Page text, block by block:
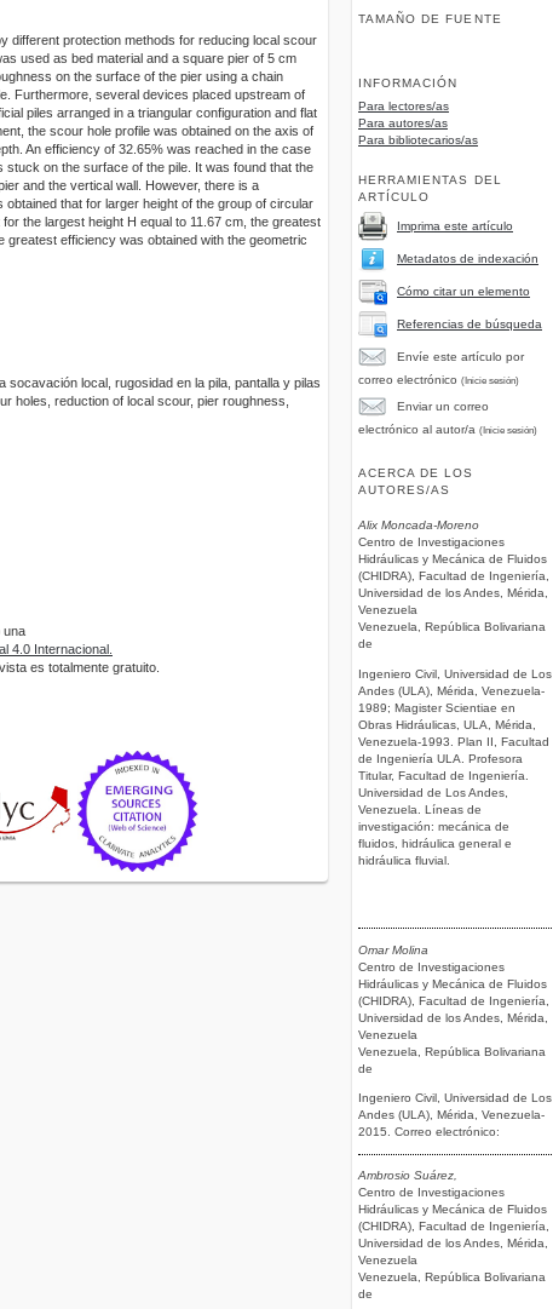
TAMAÑO DE FUENTE
INFORMACIÓN
Para lectores/as
Para autores/as
Para bibliotecarios/as
HERRAMIENTAS DEL
ARTÍCULO
Imprima este artículo
Metadatos de indexación
Cómo citar un elemento
Referencias de búsqueda
Envíe este artículo por
correo electrónico (Inicie sesión)
Enviar un correo
electrónico al autor/a (Inicie sesión)
ACERCA DE LOS
AUTORES/AS
Alix Moncada-Moreno
Centro de Investigaciones
Hidráulicas y Mecánica de Fluidos
(CHIDRA), Facultad de Ingeniería,
Universidad de los Andes, Mérida,
Venezuela
Venezuela, República Bolivariana
de
Ingeniero Civil, Universidad de Los
Andes (ULA), Mérida, Venezuela-
1989; Magister Scientiae en
Obras Hidráulicas, ULA, Mérida,
Venezuela-1993. Plan II, Facultad
de Ingeniería ULA. Profesora
Titular, Facultad de Ingeniería.
Universidad de Los Andes,
Venezuela. Líneas de
investigación: mecánica de
fluidos, hidráulica general e
hidráulica fluvial.
Omar Molina
Centro de Investigaciones
Hidráulicas y Mecánica de Fluidos
(CHIDRA), Facultad de Ingeniería,
Universidad de los Andes, Mérida,
Venezuela
Venezuela, República Bolivariana
de
Ingeniero Civil, Universidad de Los
Andes (ULA), Mérida, Venezuela-
2015. Correo electrónico:
Ambrosio Suárez,
Centro de Investigaciones
Hidráulicas y Mecánica de Fluidos
(CHIDRA), Facultad de Ingeniería,
Universidad de los Andes, Mérida,
Venezuela
Venezuela, República Bolivariana
de
different protection methods for reducing local scour
used as bed material and a square pier of 5 cm
on the surface of the pier using a chain
Furthermore, several devices placed upstream of
piles arranged in a triangular configuration and flat
the scour hole profile was obtained on the axis of
An efficiency of 32.65% was reached in the case
on the surface of the pile. It was found that the
and the vertical wall. However, there is a
that for larger height of the group of circular
the largest height H equal to 11.67 cm, the greatest
efficiency was obtained with the geometric
local, rugosidad en la pila, pantalla y pilas
holes, reduction of local scour, pier roughness,
una
4.0 Internacional.
es totalmente gratuito.